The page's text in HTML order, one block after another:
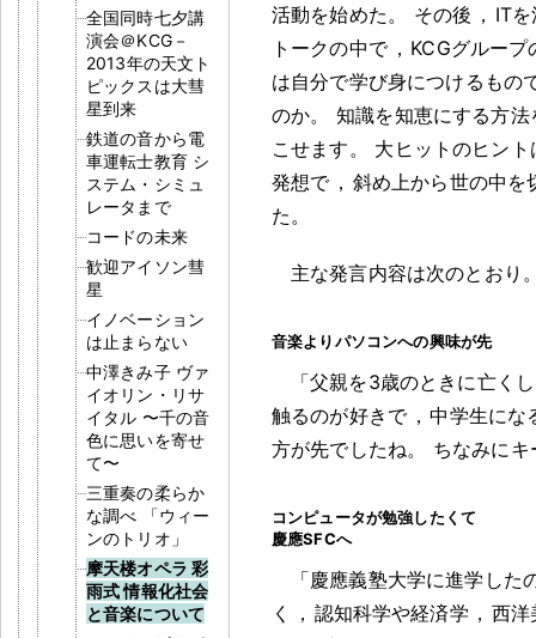
全国同時七夕講
演会＠KCG－
2013年の天文ト
ピックスは大彗
星到来
鉄道の音から電
車運転士教育 シ
ステム・シミュ
レータまで
コードの未来
歓迎アイソン彗
星
イノベーション
は止まらない
中澤きみ子 ヴァ
イオリン・リサ
イタル 〜千の音
色に思いを寄せ
て〜
三重奏の柔らか
な調べ 「ウィー
ンのトリオ」
摩天楼オペラ 彩
雨式 情報化社会
と音楽について
活動を始めた 。 その後 ， IT
トークの中で ， KCGグルー
は自分で学び身につけるもの
のか。
知識を知恵にする方
こせます 。
大ヒットのヒント
発想で ， 斜め上から世の中を
た 。
主な発言内容は次のとおり
音楽よりパソコンへの興味が先
「父親を3歳のときに亡くし
触るのが好きで ， 中学生にな
方が先でしたね。 ちなみに
コンピュータが勉強したくて
慶應SFCへ
「慶應義塾大学に進学した
く
， 認知科学や経済学 ， 西洋